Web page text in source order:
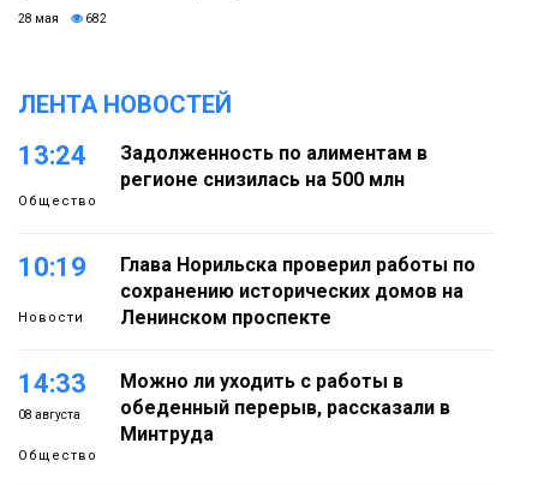
28 мая 682
ЛЕНТА НОВОСТЕЙ
13:24
Общество
Задолженность по алиментам в
регионе снизилась на 500 млн
10:19
Новости
Глава Норильска проверил работы по
сохранению исторических домов на
Ленинском проспекте
14:33
08 августа
Общество
Можно ли уходить с работы в
обеденный перерыв, рассказали в
Минтруда